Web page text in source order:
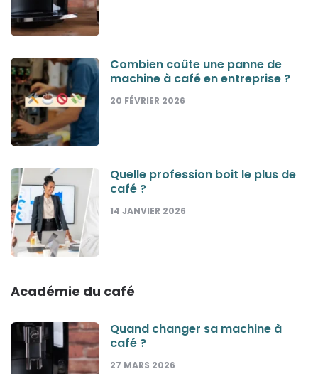
Combien coûte une panne de
machine à café en entreprise ?
20 FÉVRIER 2026
Quelle profession boit le plus de
café ?
14 JANVIER 2026
Académie du café
Quand changer sa machine à
café ?
27 MARS 2026